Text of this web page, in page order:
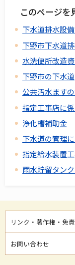
このページを
下水道排水設
下野市下水道
水洗便所改造
下野市の下水道
公共汚水ます
指定工事店に
浄化槽補助金
下水道の管理
指定給水装置
雨水貯留タン
リンク・著作権・免
お問い合わせ